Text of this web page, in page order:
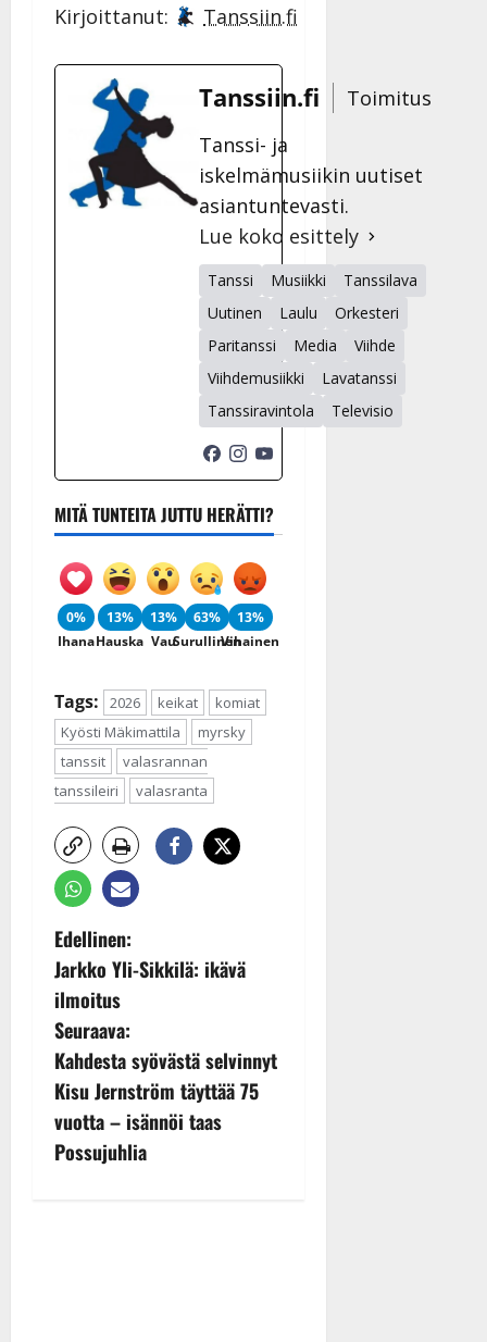
Kirjoittanut: Tanssiin.fi
Tanssiin.fi
Toimitus
Tanssi- ja
iskelmämusiikin uutiset
asiantuntevasti.
Lue koko esittely
Tanssi Musiikki
Tanssilava
Uutinen
Laulu
Orkesteri
Paritanssi
Media
Viihde
Viihdemusiikki
Lavatanssi
Tanssiravintola
Televisio
MITÄ TUNTEITA JUTTU HERÄTTI?
0%
Ihana
13%
Hauska
13%
Vau
63%
Surullinen
13%
Vihainen
Tags: 2026 keikat
komiat
Kyösti Mäkimattila
myrsky
tanssit
valasrannan
tanssileiri
valasranta
P
o
s
t
n
a
Edellinen:
Jarkko Yli-Sikkilä: ikävä
ilmoitus
Seuraava:
Kahdesta syövästä selvinnyt
Kisu Jernström täyttää 75
vuotta – isännöi taas
Possujuhlia